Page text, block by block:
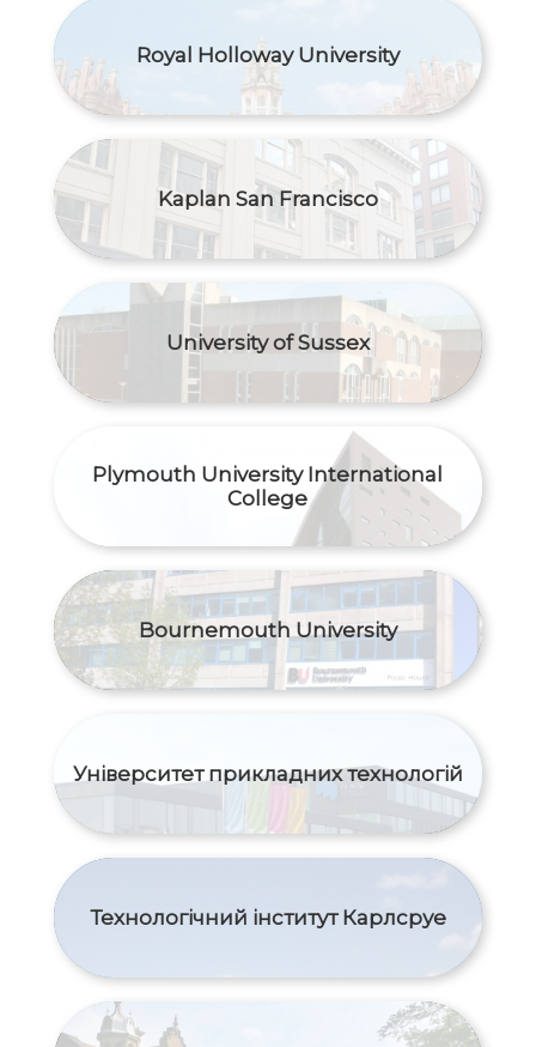
Royal Holloway University
Kaplan San Francisco
University of Sussex
Plymouth University International
College
Bournemouth University
Університет прикладних технологій
Технологічний інститут Карлсруе